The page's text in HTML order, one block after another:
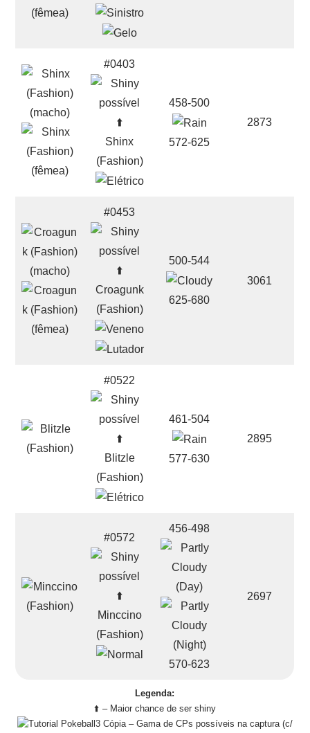
#0403
⬆️
Shinx
(Fashion)
458-500
572-625
2873
#0453
⬆️
Croagunk
(Fashion)
500-544
625-680
3061
#0522
⬆️
Blitzle
(Fashion)
461-504
577-630
2895
#0572
⬆️
Minccino
(Fashion)
456-498
570-623
2697
Legenda:
⬆️ – Maior chance de ser shiny
– Gama de CPs possíveis na captura (c/